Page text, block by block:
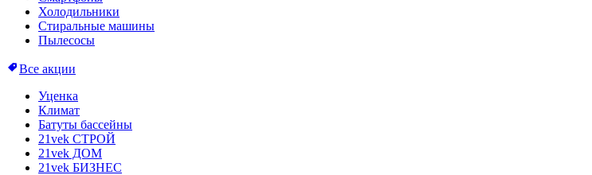
Холодильники
Стиральные машины
Пылесосы
Все акции
Уценка
Климат
Батуты бассейны
21vek СТРОЙ
21vek ДОМ
21vek БИЗНЕС